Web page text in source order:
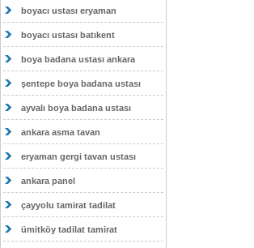
boyacı ustası eryaman
boyacı ustası batıkent
boya badana ustası ankara
şentepe boya badana ustası
ayvalı boya badana ustası
ankara asma tavan
eryaman gergi tavan ustası
ankara panel
çayyolu tamirat tadilat
ümitköy tadilat tamirat